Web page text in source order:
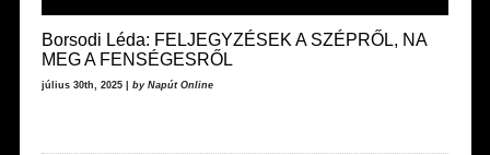
Borsodi Léda: FELJEGYZÉSEK A SZÉPRŐL, NA
MEG A FENSÉGESRŐL
július 30th, 2025 | by Napút Online